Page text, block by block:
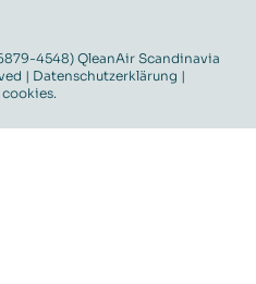
4548) QleanAir Scandinavia
| Datenschutzerklärung |
cookies.